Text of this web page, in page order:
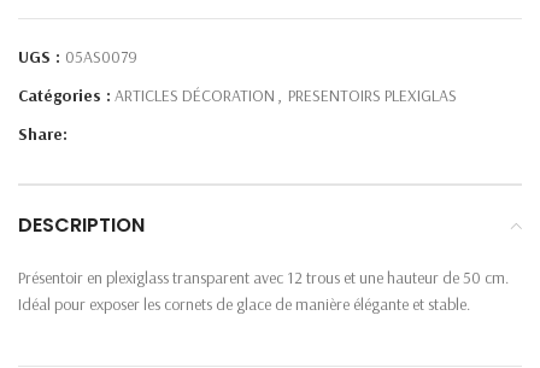
UGS : 05AS0079
Catégories : ARTICLES DÉCORATION , PRESENTOIRS PLEXIGLAS
Share:
DESCRIPTION
Présentoir en plexiglass transparent avec 12 trous et une hauteur de 50 cm.
Idéal pour exposer les cornets de glace de manière élégante et stable.